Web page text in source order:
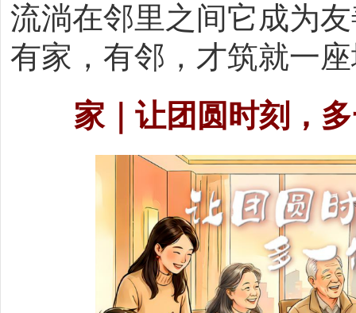
流淌在邻里之间它成为
有家，有邻，才筑就一
家｜让团圆时刻，